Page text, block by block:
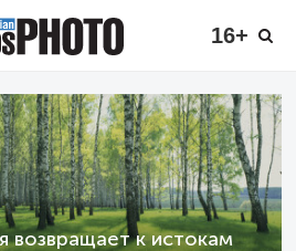
16+
возвращает к истокам